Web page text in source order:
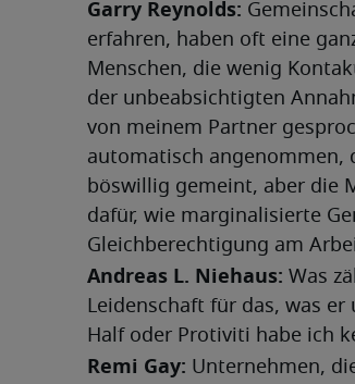
Garry Reynolds:
erfahren, haben oft eine
Menschen, die wenig
der unbeabsichtigten
von meinem Partner
automatisch angenommen,
böswillig gemeint, aber die
dafür, wie marginalisierte
Gleichberechtigung am
Andreas L. Niehaus: Was
Leidenschaft für das, was
Half oder Protiviti habe ich
Remi Gay: Unternehmen,